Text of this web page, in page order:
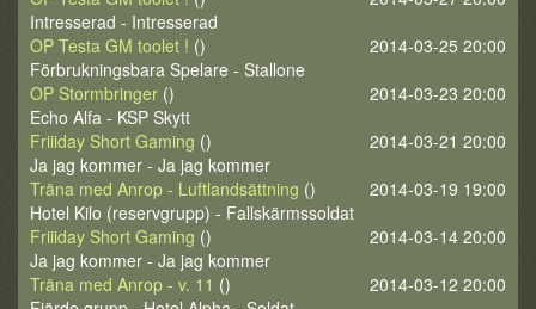
Intresserad - Intresserad
2014-03-25 20:00
OP Testa GM toolet ! ()
Förbrukningsbara Spelare - Stallone
2014-03-23 20:00
OP Stormbringer ()
Echo Alfa - KSP Skytt
2014-03-21 20:00
Friiiday Short Gaming ()
Ja jag kommer - Ja jag kommer
2014-03-19 19:00
Träna med Anrop - Luftlandsättning ()
Hotel Kilo (reservgrupp) - Fallskärmssoldat
2014-03-14 20:00
Friiiday Short Gaming ()
Ja jag kommer - Ja jag kommer
2014-03-12 20:00
Träna med Anrop - v. 11 ()